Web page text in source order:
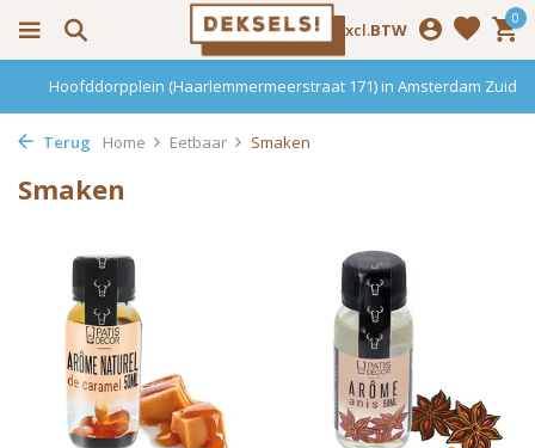
Incl. Excl.BTW
0
Hoofddorpplein (Haarlemmermeerstraat 171) in Amsterdam Zuid
Terug Home Eetbaar Smaken
Smaken